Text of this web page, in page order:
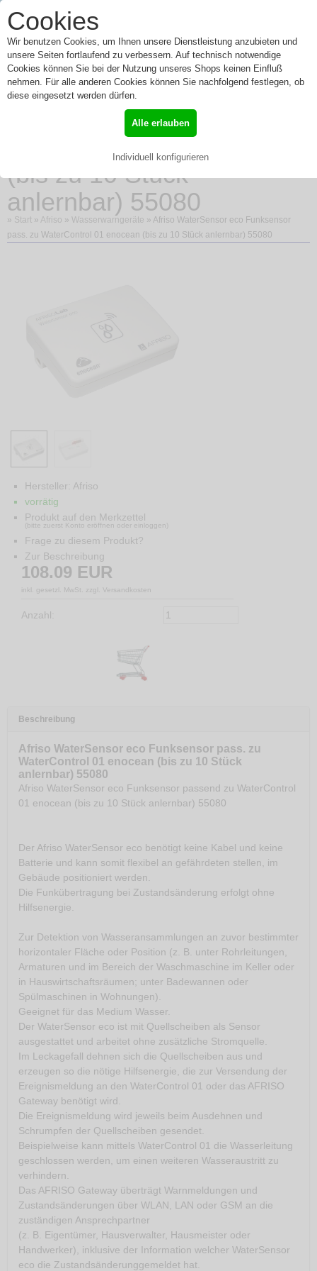
Cookies
Wir benutzen Cookies, um Ihnen unsere Dienstleistung anzubieten und
unsere Seiten fortlaufend zu verbessern. Auf technisch notwendige
Cookies können Sie bei der Nutzung unseres Shops keinen Einfluß
nehmen. Für alle anderen Cookies können Sie nachfolgend festlegen, ob
diese eingesetzt werden dürfen.
Alle erlauben
Individuell konfigurieren
Toggle
Menü
Afriso WaterSensor eco
Funksensor pass. zu
WaterControl 01 enocean
(bis zu 10 Stück
anlernbar) 55080
» Start » Afriso » Wasserwarngeräte » Afriso WaterSensor eco Funksensor
pass. zu WaterControl 01 enocean (bis zu 10 Stück anlernbar) 55080
Hersteller: Afriso
vorrätig
Produkt auf den Merkzettel
(bitte zuerst Konto eröffnen oder einloggen)
Frage zu diesem Produkt?
Zur Beschreibung
108.09 EUR
inkl. gesetzl. MwSt. zzgl. Versandkosten
Anzahl:
Beschreibung
Afriso WaterSensor eco Funksensor pass. zu
WaterControl 01 enocean (bis zu 10 Stück
anlernbar) 55080
Afriso WaterSensor eco Funksensor passend zu WaterControl
01 enocean (bis zu 10 Stück anlernbar) 55080
Der Afriso WaterSensor eco benötigt keine Kabel und keine
Batterie und kann somit flexibel an gefährdeten stellen, im
Gebäude positioniert werden.
Die Funkübertragung bei Zustandsänderung erfolgt ohne
Hilfsenergie.
Zur Detektion von Wasseransammlungen an zuvor bestimmter
horizontaler Fläche oder Position (z. B. unter Rohrleitungen,
Armaturen und im Bereich der Waschmaschine im Keller oder
in Hauswirtschaftsräumen; unter Badewannen oder
Spülmaschinen in Wohnungen).
Geeignet für das Medium Wasser.
Der WaterSensor eco ist mit Quellscheiben als Sensor
ausgestattet und arbeitet ohne zusätzliche Stromquelle.
Im Leckagefall dehnen sich die Quellscheiben aus und
erzeugen so die nötige Hilfsenergie, die zur Versendung der
Ereignismeldung an den WaterControl 01 oder das AFRISO
Gateway benötigt wird.
Die Ereignismeldung wird jeweils beim Ausdehnen und
Schrumpfen der Quellscheiben gesendet.
Beispielweise kann mittels WaterControl 01 die Wasserleitung
geschlossen werden, um einen weiteren Wasseraustritt zu
verhindern.
Das AFRISO Gateway überträgt Warnmeldungen und
Zustandsänderungen über WLAN, LAN oder GSM an die
zuständigen Ansprechpartner
(z. B. Eigentümer, Hausverwalter, Hausmeister oder
Handwerker), inklusive der Information welcher WaterSensor
eco die Zustandsänderunggemeldet hat.